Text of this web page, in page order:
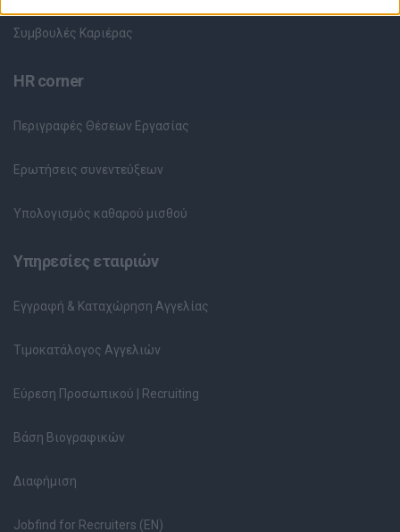
Συμβουλές Καριέρας
HR corner
Περιγραφές Θέσεων Εργασίας
Ερωτήσεις συνεντεύξεων
Υπολογισμός καθαρού μισθού
Υπηρεσίες εταιριών
Εγγραφή & Καταχώρηση Αγγελίας
Τιμοκατάλογος Αγγελιών
Εύρεση Προσωπικού | Recruiting
Βάση Βιογραφικών
Διαφήμιση
Jobfind for Recruiters (EN)